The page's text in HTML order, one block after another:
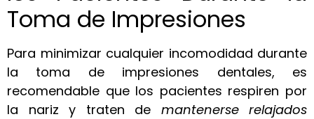
Toma de Impresiones
Para minimizar cualquier incomodidad durante
la toma de impresiones dentales, es
recomendable que los pacientes respiren por
la nariz y traten de mantenerse relajados